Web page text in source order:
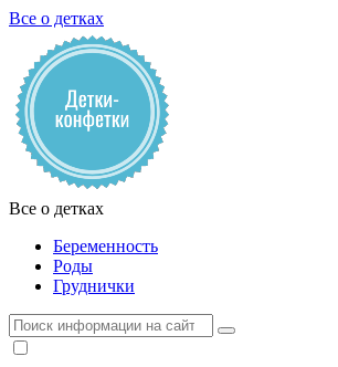
Все о детках
Все о детках
Беременность
Роды
Груднички